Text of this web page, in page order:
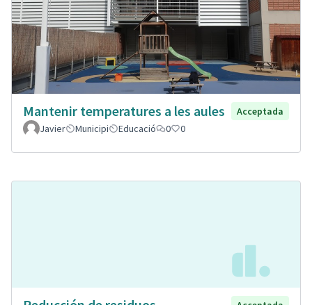
Mantenir temperatures a les aules
Acceptada
Javier
Municipi Educació 0 0